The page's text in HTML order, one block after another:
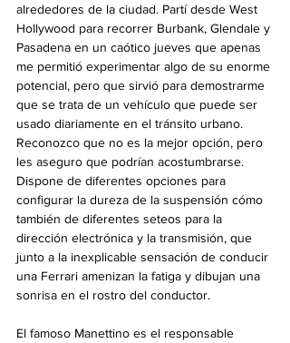
alrededores de la ciudad. Partí desde West
Hollywood para recorrer Burbank, Glendale y
Pasadena en un caótico jueves que apenas
me permitió experimentar algo de su enorme
potencial, pero que sirvió para demostrarme
que se trata de un vehículo que puede ser
usado diariamente en el tránsito urbano.
Reconozco que no es la mejor opción, pero
les aseguro que podrían acostumbrarse.
Dispone de diferentes opciones para
configurar la dureza de la suspensión cómo
también de diferentes seteos para la
dirección electrónica y la transmisión, que
junto a la inexplicable sensación de conducir
una Ferrari amenizan la fatiga y dibujan una
sonrisa en el rostro del conductor.
El famoso Manettino es el responsable